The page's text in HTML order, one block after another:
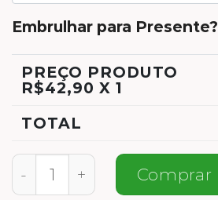
Embrulhar para Presente?
PREÇO PRODUTO
R$42,90 X 1
TOTAL
Meias Super Esposa
Comprar